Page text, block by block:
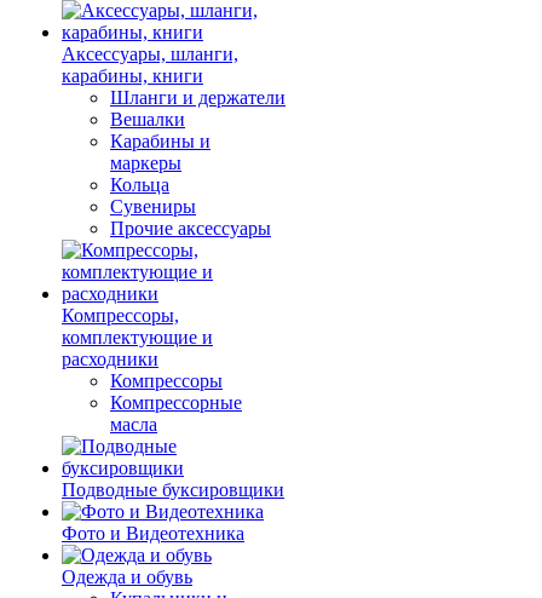
Аксессуары, шланги,
карабины, книги
Шланги и держатели
Вешалки
Карабины и
маркеры
Кольца
Сувениры
Прочие аксессуары
Компрессоры,
комплектующие и
расходники
Компрессоры
Компрессорные
масла
Подводные буксировщики
Фото и Видеотехника
Одежда и обувь